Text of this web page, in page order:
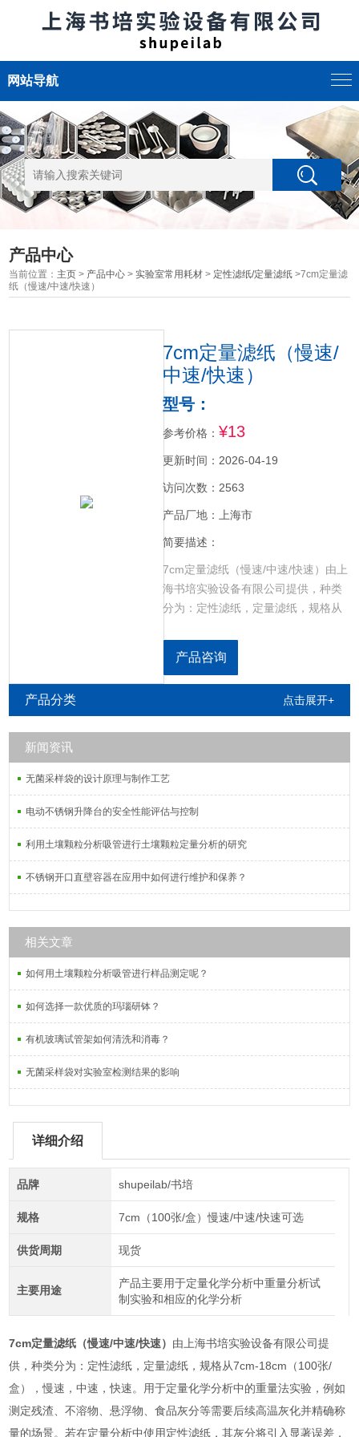
网站导航
产品中心
当前位置： 主页 > 产品中心 >实验室常用耗材 > 定性滤纸/定量滤纸 >7cm定量滤
纸（慢速/中速/快速）
7cm定量滤纸（慢速/
中速/快速）
型号：
参考价格： ¥13
更新时间：2026-04-19
访问次数：2563
产品厂地：上海市
简要描述：
7cm定量滤纸（慢速/中速/快速）由上
海书培实验设备有限公司提供，种类
分为：定性滤纸，定量滤纸，规格从
量法实验‌，例如测定残渣、不溶物、
悬浮物、食品灰分等需要后续高温灰
化并精确称量的场景。若在定量分析
产品咨询
产品分类 点击展开+
新闻资讯
无菌采样袋的设计原理与制作工艺
电动不锈钢升降台的安全性能评估与控制
利用土壤颗粒分析吸管进行土壤颗粒定量分析的研究
不锈钢开口直壁容器在应用中如何进行维护和保养？
相关文章
如何用土壤颗粒分析吸管进行样品测定呢？
如何选择一款优质的玛瑙研钵？
有机玻璃试管架如何清洗和消毒？
无菌采样袋对实验室检测结果的影响
详细介绍
品牌 shupeilab/书培
规格 7cm（100张/盒）慢速/中速/快速可选
供货周期 现货
主要用途
产品主要用于定量化学分析中重量分析试
制实验和相应的化学分析
7cm定量滤纸（慢速/中速/快速） 由上海书培实验设备有限公司提
供，种类分为：定性滤纸，定量滤纸，规格从7cm-18cm（100张/
盒），慢速，中速，快速。用于‌定量化学分析中的重量法实验‌，例如
测定残渣、不溶物、悬浮物、食品灰分等需要后续高温灰化并精确称
量的场景。若在定量分析中使用定性滤纸，其灰分将引入显著误差，